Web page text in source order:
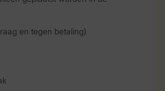
en tegen betaling)